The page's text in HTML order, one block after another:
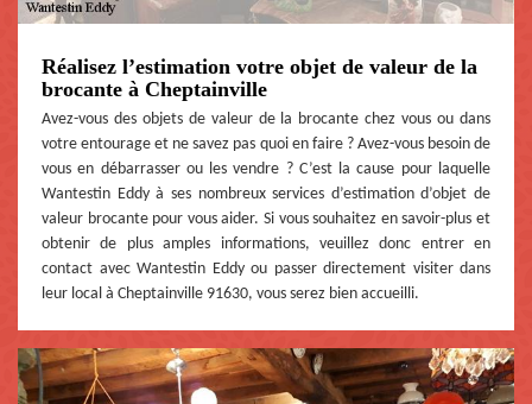
Réalisez l’estimation votre objet de valeur de la
brocante à Cheptainville
Avez-vous des objets de valeur de la brocante chez vous ou dans
votre entourage et ne savez pas quoi en faire ? Avez-vous besoin de
vous en débarrasser ou les vendre ? C’est la cause pour laquelle
Wantestin Eddy à ses nombreux services d’estimation d’objet de
valeur brocante pour vous aider. Si vous souhaitez en savoir-plus et
obtenir de plus amples informations, veuillez donc entrer en
contact avec Wantestin Eddy ou passer directement visiter dans
leur local à Cheptainville 91630, vous serez bien accueilli.